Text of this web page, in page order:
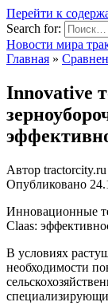
Перейти к
Search for:
Новости мира
Главная »
Innovative
Автор tractorcity.ru
Опубликовано
Инновационные
Claas:
В условиях
необходимости